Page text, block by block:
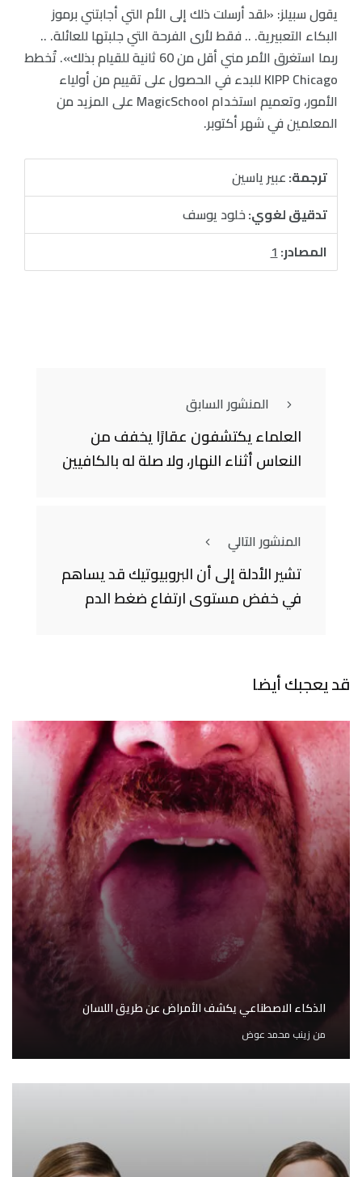
يقول سبيلز: «لقد أرسلت ذلك إلى الأم التي أجابتني برموز
البكاء التعبيرية. .. فقط لأرى الفرحة التي جلبتها للعائلة. ..
ربما استغرق الأمر مني أقل من 60 ثانية للقيام بذلك». تُخطط
KIPP Chicago للبدء في الحصول على تقييم من أولياء
الأمور، وتعميم استخدام MagicSchool على المزيد من
المعلمين في شهر أكتوبر.
ترجمة:عبير ياسين
تدقيق لغوي:خلود يوسف
المصادر:1
المنشور السابق
العلماء يكتشفون عقارًا يخفف من
النعاس أثناء النهار، ولا صلة له بالكافيين
المنشور التالي
تشير الأدلة إلى أن البروبيوتيك قد يساهم
في خفض مستوى ارتفاع ضغط الدم
قد يعجبك أيضا
الذكاء الاصطناعي يكشف الأمراض عن طريق اللسان
منزينب محمد عوض